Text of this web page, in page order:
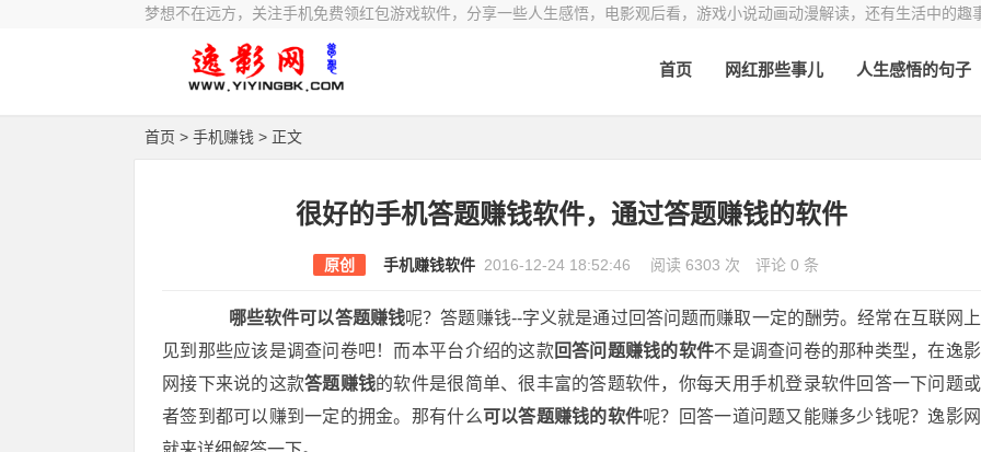
梦想不在远方，关注手机免费领红包游戏软件，分享一些人生感悟，电影观后看，游戏小说动画动漫解读，还有生活中的趣
首页 网红那些事儿 人生感悟的句子
首页 > 手机赚钱 > 正文
很好的手机答题赚钱软件，通过答题赚钱的软件
原创 手机赚钱软件 2016-12-24 18:52:46 阅读 6303 次 评论 0 条
哪些软件可以答题赚钱呢？答题赚钱--字义就是通过回答问题而赚取一定的酬劳。经常在互联网上
见到那些应该是调查问卷吧！而本平台介绍的这款 回答问题赚钱的软件不是调查问卷的那种类型，在逸影
网接下来说的这款答题赚钱的软件是很简单、很丰富的答题软件，你每天用手机登录软件回答一下问题或
者签到都可以赚到一定的拥金。那有什么可以答题赚钱的软件呢？回答一道问题又能赚多少钱呢？逸影网